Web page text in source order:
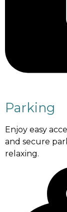
Parking
Enjoy easy
and secure
relaxing.